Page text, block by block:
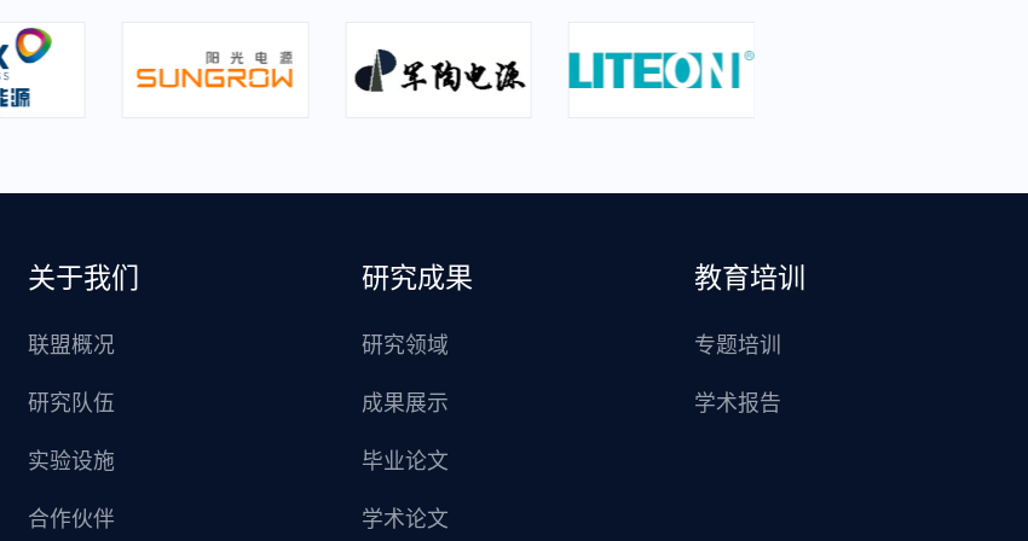
关于我们
联盟概况
研究队伍
实验设施
合作伙伴
研究成果
研究领域
成果展示
毕业论文
学术论文
教育培训
专题培训
学术报告